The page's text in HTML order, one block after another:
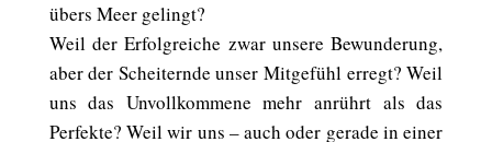
übers Meer gelingt?
Weil der Erfolgreiche zwar unsere Bewunderung,
aber der Scheiternde unser Mitgefühl erregt? Weil
uns das Unvollkommene mehr anrührt als das
Perfekte? Weil wir uns – auch oder gerade in einer